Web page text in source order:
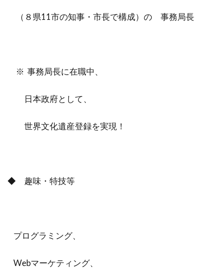
（８県11市の知事・市長で構成）の 事務局長
※ 事務局長に在職中、
日本政府として、
世界文化遺産登録を実現！
◆ 趣味・特技等
プログラミング、
Webマーケティング、